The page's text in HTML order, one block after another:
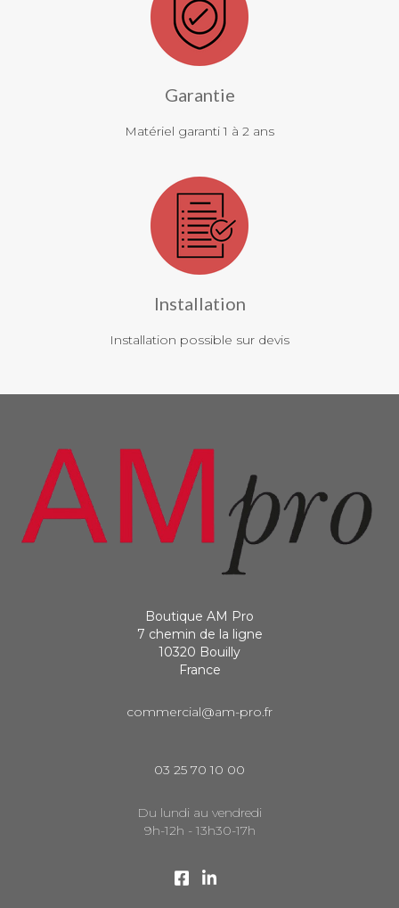
Garantie
Matériel garanti 1 à 2 ans
Installation
Installation possible sur devis
Boutique AM Pro
7 chemin de la ligne
10320 Bouilly
France
commercial@am-pro.fr
03 25 70 10 00
Du lundi au vendredi
9h-12h - 13h30-17h